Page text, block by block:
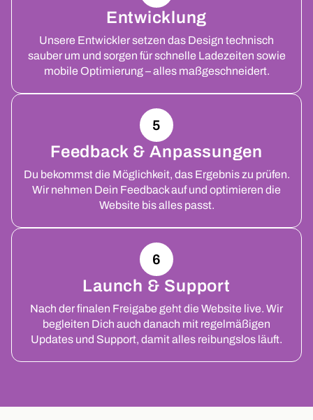
Entwicklung
Unsere Entwickler setzen das Design technisch
sauber um und sorgen für schnelle Ladezeiten sowie
mobile Optimierung – alles maßgeschneidert.
5
Feedback & Anpassungen
Du bekommst die Möglichkeit, das Ergebnis zu prüfen.
Wir nehmen Dein Feedback auf und optimieren die
Website bis alles passt.
Launch & Support
Nach der finalen Freigabe geht die Website live. Wir
begleiten Dich auch danach mit regelmäßigen
Updates und Support, damit alles reibungslos läuft.
6